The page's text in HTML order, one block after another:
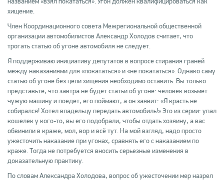
хищение.
Член Координационного совета Межрегиональной общественной
организации автомобилистов Александр Холодов считает, что
трогать статью об угоне автомобиля не следует.
Я поддерживаю инициативу депутатов в вопросе стирания граней
между наказаниями для «покататься» и «не покататься». Однако саму
статью об угоне без цели хищения необходимо оставить. Вы только
представьте, что завтра не будет статьи об угоне: человек возьмет
чужую машину и поедет, его поймают, а он заявит: «Я красть не
собирался! Хотел владельцу передать автомобиль!» Это из серии: упал
кошелек у кого-то, вы его подобрали, чтобы отдать хозяину, а вас
обвинили в краже, мол, вор и всё тут. На мой взгляд, надо просто
ужесточить наказание при угонах, сравнять его с наказанием по
краже. Тогда не потребуется вносить серьезные изменения в
доказательную практику.
По словам Александра Холодова, вопрос об ужесточении мер назрел